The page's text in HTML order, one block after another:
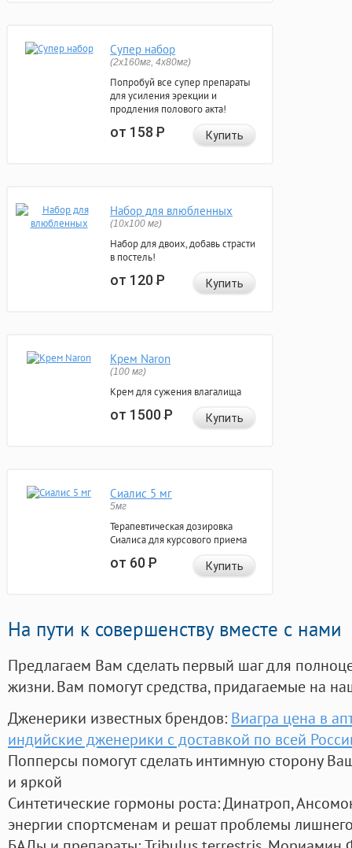
Супер набор
(2х160мг, 4х80мг)
Попробуй все супер препараты
для усиления эрекции и
продления полового акта!
от 158Р Купить
Набор для влюбленных
(10х100 мг)
Набор для двоих, добавь страсти
в постель!
от 120Р Купить
Крем Naron
(100 мг)
Крем для сужения влагалища
от 1500Р Купить
Сиалис 5 мг
5мг
Терапевтическая дозировка
Сиалиса для курсового приема
от 60Р Купить
На пути к совершенству вместе с нами
Предлагаем Вам сделать первый шаг для
жизни. Вам помогут средства, придагаемые на
Дженерики известных брендов: Виагра цена в
индийские дженерики с доставкой по всей
Попперсы помогут сделать интимную сторону
и яркой
Синтетические гормоны роста: Динатроп,
энергии спортсменам и решат проблемы